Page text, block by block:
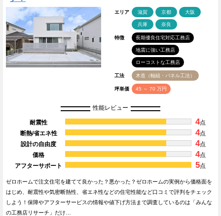
エリア 滋賀 京都 大阪
兵庫 奈良
特徴 長期優良住宅対応工務店
地震に強い工務店
ローコストな工務店
工法 木造（軸組・パネル工法）
坪単価 45 ～ 70 万円
性能レビュー
耐震性 4点
断熱/省エネ性
4点
設計の自由度
4点
価格
4点
アフターサポート
5点
ゼロホームで注文住宅を建てて良かった？悪かった？ゼロホームの実例から価格面を
はじめ、耐震性や気密断熱性、省エネ性などの住宅性能など口コミで評判をチェック
しよう！保障やアフターサービスの情報や値下げ方法まで調査しているのは「みんな
の工務店リサーチ」だけ…